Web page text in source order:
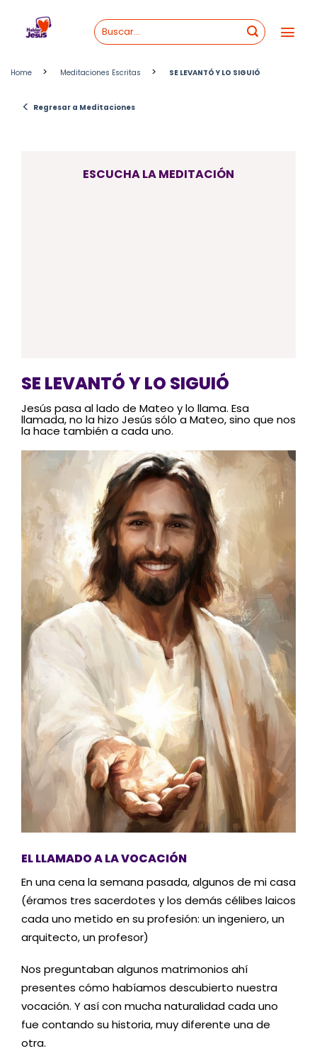
content
Home > Meditaciones Escritas > SE LEVANTÓ Y LO SIGUIÓ
< Regresar a Meditaciones
ESCUCHA LA MEDITACIÓN
SE LEVANTÓ Y LO SIGUIÓ
Jesús pasa al lado de Mateo y lo llama. Esa
llamada, no la hizo Jesús sólo a Mateo, sino que nos
la hace también a cada uno.
EL LLAMADO A LA VOCACIÓN
En una cena la semana pasada, algunos de mi casa
(éramos tres sacerdotes y los demás célibes laicos
cada uno metido en su profesión: un ingeniero, un
arquitecto, un profesor)
Nos preguntaban algunos matrimonios ahí
presentes cómo habíamos descubierto nuestra
vocación. Y así con mucha naturalidad cada uno
fue contando su historia, muy diferente una de
otra.